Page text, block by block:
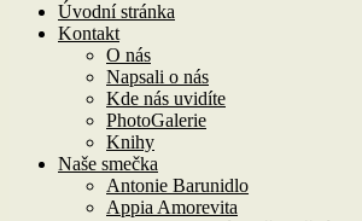
Úvodní stránka
Kontakt
O nás
Napsali o nás
Kde nás uvidíte
PhotoGalerie
Knihy
Naše smečka
Antonie Barunidlo
Appia Amorevita